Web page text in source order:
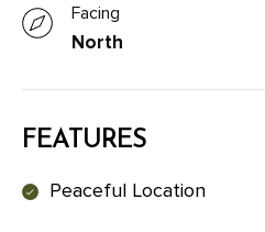
Facing
North
FEATURES
Peaceful Location